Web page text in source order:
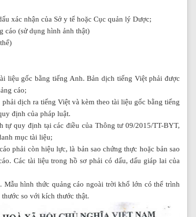
xác nhận của Sở y tế hoặc Cục quản lý Dược;
cáo (sử dụng hình ảnh thật)
liệu gốc bằng tiếng Anh. Bản dịch tiếng Việt phải được
cáo;
dịch ra tiếng Việt và kèm theo tài liệu gốc bằng tiếng
định của pháp luật.
quy định tại các điều của Thông tư 09/2015/TT-BYT,
mục tài liệu;
phải còn hiệu lực, là bản sao chứng thực hoặc bản sao
Các tài liệu trong hồ sơ phải có dấu, dấu giáp lai của
hình thức quảng cáo ngoài trời khổ lớn có thể trình
so với kích thước thật.